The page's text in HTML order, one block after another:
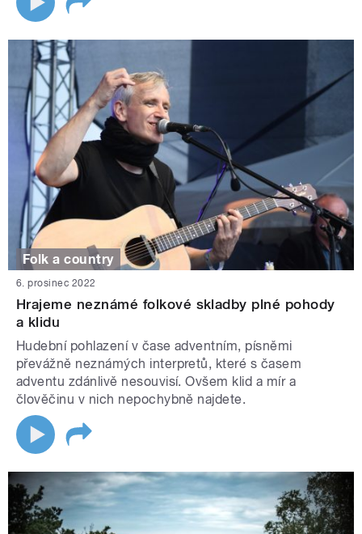
Folk a country
6. prosinec 2022
Hrajeme neznámé folkové skladby plné pohody
a klidu
Hudební pohlazení v čase adventním, písněmi
převážně neznámých interpretů, které s časem
adventu zdánlivě nesouvisí. Ovšem klid a mír a
člověčinu v nich nepochybně najdete.